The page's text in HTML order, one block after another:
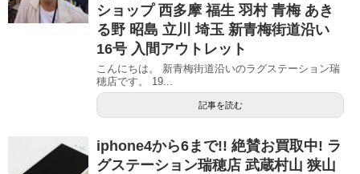
ショップ 西多摩 福生 羽村 青梅 あき
る野 昭島 立川 埼玉 新青梅街道沿い
16号 入間アウトレット
こんにちは。 新青梅街道沿いのラグステーション瑞
穂店です。 19...
記事を読む
iphone4から6まで!! 絶賛お買取中! ラ
グステーション瑞穂店 武蔵村山 狭山